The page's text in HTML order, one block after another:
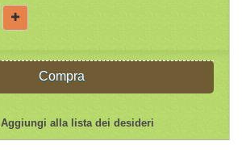
Compra
Aggiungi alla lista dei desideri